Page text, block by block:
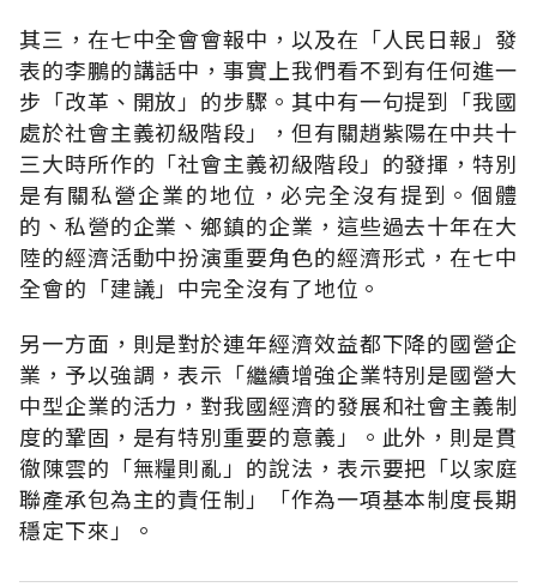
其三，在七中全會會報中，以及在「人民日報」發
表的李鵬的講話中，事實上我們看不到有任何進一
步「改革、開放」的步驟。其中有一句提到「我國
處於社會主義初級階段」，但有關趙紫陽在中共十
三大時所作的「社會主義初級階段」的發揮，特別
是有關私營企業的地位，必完全沒有提到。個體
的、私營的企業、鄉鎮的企業，這些過去十年在大
陸的經濟活動中扮演重要角色的經濟形式，在七中
全會的「建議」中完全沒有了地位。
另一方面，則是對於連年經濟效益都下降的國營企
業，予以強調，表示「繼續增強企業特別是國營大
中型企業的活力，對我國經濟的發展和社會主義制
度的鞏固，是有特別重要的意義」。此外，則是貫
徹陳雲的「無糧則亂」的說法，表示要把「以家庭
聯產承包為主的責任制」「作為一項基本制度長期
穩定下來」。